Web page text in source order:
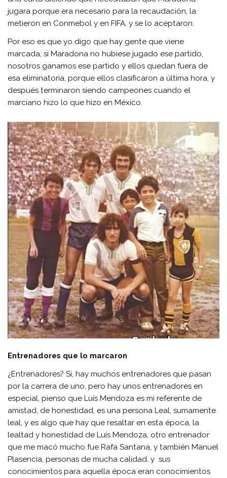
jugara porque era necesario para la recaudación, la
metieron en Conmebol y en FIFA, y se lo aceptaron.
Por eso es que yo digo que hay gente que viene
marcada, si Maradona no hubiese jugado ese partido,
nosotros ganamos ese partido y ellos quedan fuera de
esa eliminatoria, porque ellos clasificaron a última hora, y
después terminaron siendo campeones cuando el
marciano hizo lo que hizo en México.
Entrenadores que lo marcaron
¿Entrenadores? Si, hay muchos entrenadores que pasan
por la carrera de uno, pero hay unos entrenadores en
especial, pienso que Luís Mendoza es mi referente de
amistad, de honestidad, es una persona Leal, sumamente
leal, y es algo que hay que resaltar en esta época, la
lealtad y honestidad de Luís Mendoza, otro entrenador
que me macó mucho fue Rafa Santana, y también Manuel
Plasencia, personas de mucha calidad, y sus
conocimientos para aquella época eran conocimientos